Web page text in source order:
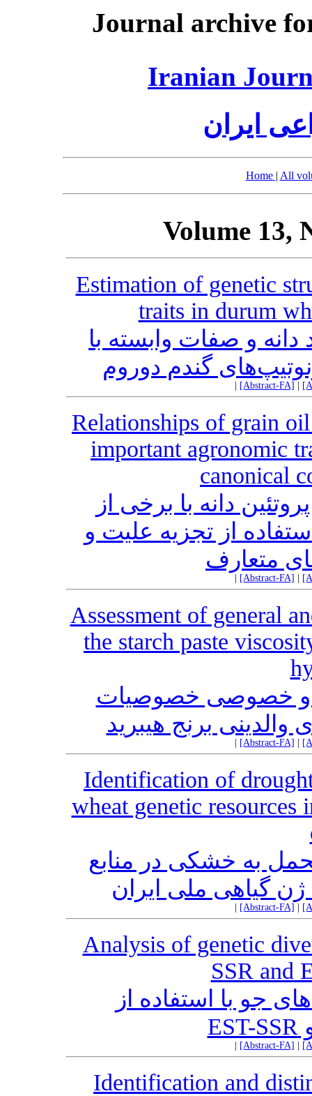
Journal archive
Iranian
ایران
Home | All
Volume 13,
Estimation of genetic
traits in durum
دانه و صفات وابسته با
گندم دوروم
[Abstract-FA]
Relationships of grain
important agronomic
canonical
دانه با برخی از
از تجزیه علیت و
متعارف
[Abstract-FA]
Assessment of general
the starch paste
و خصوصی خصوصیات
برنج هیبرید
[Abstract-FA]
Identification of
wheat genetic
به خشکی در منابع
ژن گیاهی ملی ایران
[Abstract-FA]
Analysis of genetic
SSR and
جو با استفاده از
[Abstract-FA]
Identification and